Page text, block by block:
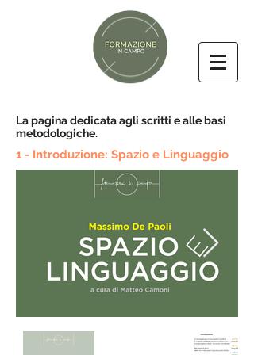
La pagina dedicata agli scritti e alle basi
metodologiche.
1 - Introduzione: Spazio e Linguaggio